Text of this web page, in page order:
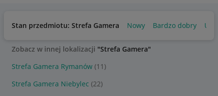
Stan przedmiotu: Strefa Gamera Nowy Bardzo dobry
Zobacz w innej lokalizacji "Strefa Gamera"
Strefa Gamera Rymanów (11)
Strefa Gamera Niebylec (22)